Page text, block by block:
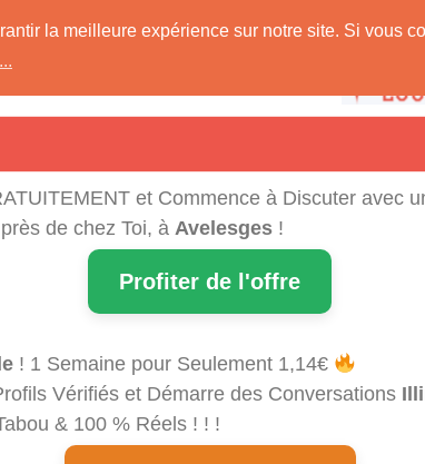
la meilleure expérience sur notre site. Si vous
Région
Près de chez Vous !
et Commence à Discuter avec
de chez Toi, à Avelesges !
Profiter de l'offre
! 1 Semaine pour Seulement 1,14€
Vérifiés et Démarre des Conversations
& 100 % Réels ! ! !